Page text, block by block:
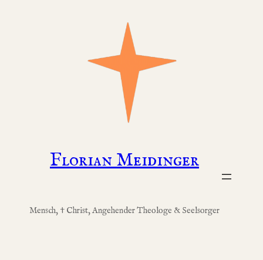
Florian Meidinger
Mensch, † Christ, Angehender Theologe & Seelsorger